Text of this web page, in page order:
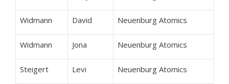
Widmann David Neuenburg Atomics
Widmann Jona Neuenburg Atomics
Steigert Levi Neuenburg Atomics